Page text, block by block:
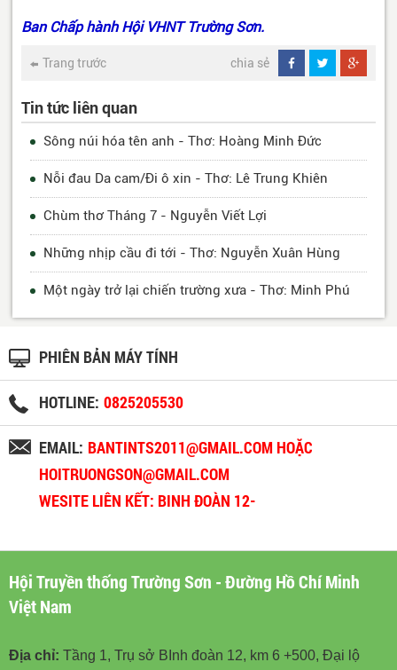
Ban Chấp hành Hội VHNT Trường Sơn.
Trang trước chia sẻ
Tin tức liên quan
Sông núi hóa tên anh - Thơ: Hoàng Minh Đức
Nỗi đau Da cam/Đi ô xin - Thơ: Lê Trung Khiên
Chùm thơ Tháng 7 - Nguyễn Viết Lợi
Những nhịp cầu đi tới - Thơ: Nguyễn Xuân Hùng
Một ngày trở lại chiến trường xưa - Thơ: Minh Phú
PHIÊN BẢN MÁY TÍNH
HOTLINE: 0825205530
EMAIL: BANTINTS2011@GMAIL.COM HOẶC
HOITRUONGSON@GMAIL.COM
WESITE LIÊN KẾT: BINH ĐOÀN 12-
Hội Truyền thống Trường Sơn - Đường Hồ Chí Minh
Việt Nam
Địa chỉ: Tầng 1, Trụ sở BInh đoàn 12, km 6 +500, Đại lộ